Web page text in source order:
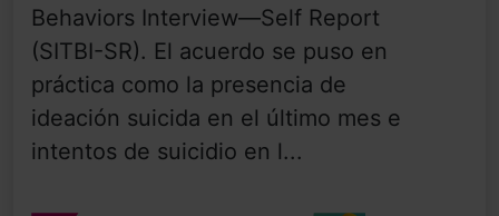
Behaviors Interview—Self Report
(SITBI-SR). El acuerdo se puso en
práctica como la presencia de
ideación suicida en el último mes e
intentos de suicidio en l...